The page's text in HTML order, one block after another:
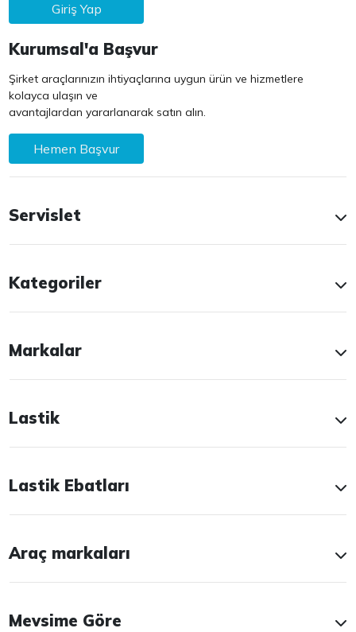
Giriş Yap
Kurumsal'a Başvur
Şirket araçlarınızın ihtiyaçlarına uygun ürün ve hizmetlere
kolayca ulaşın ve
avantajlardan yararlanarak satın alın.
Hemen Başvur
Servislet
Kategoriler
Markalar
Lastik
Lastik Ebatları
Araç markaları
Mevsime Göre